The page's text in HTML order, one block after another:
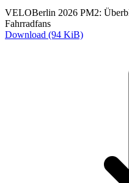
VELOBerlin 2026 PM2:
Fahrradfans
Download (94 KiB)